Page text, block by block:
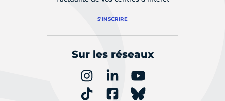
S'INSCRIRE
Sur les réseaux